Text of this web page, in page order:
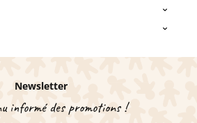
Newsletter
informé des promotions !